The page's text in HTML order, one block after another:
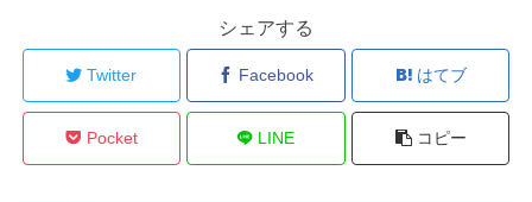
シェアする
Twitter Facebook はてブ
Pocket LINE コピー